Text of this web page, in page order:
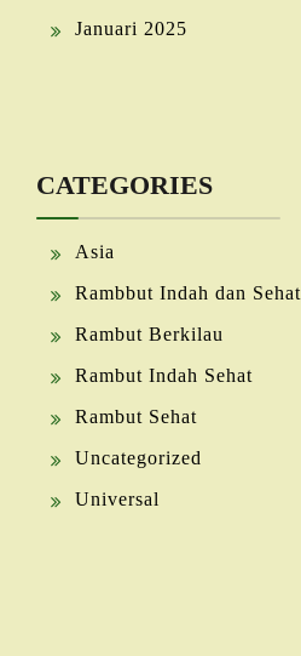
Januari 2025
CATEGORIES
Asia
Rambbut Indah dan Sehat
Rambut Berkilau
Rambut Indah Sehat
Rambut Sehat
Uncategorized
Universal